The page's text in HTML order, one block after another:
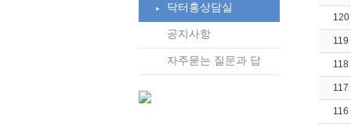
닥터홍상담실
공지사항
자주묻는 질문과 답
120
119
118
117
116